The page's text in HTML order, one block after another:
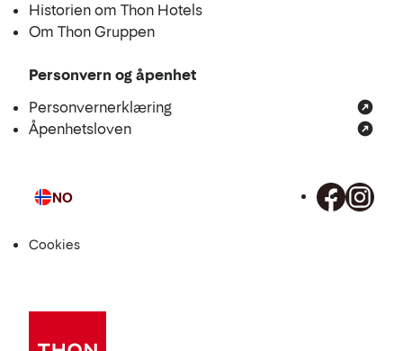
Historien om Thon Hotels
Om Thon Gruppen
Personvern og åpenhet
Personvernerklæring
Åpenhetsloven
Språk
NO
Cookies